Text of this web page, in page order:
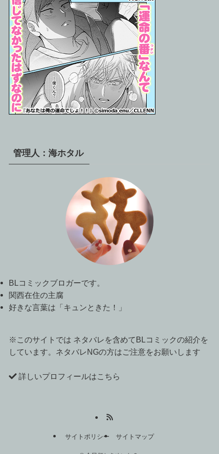
管理人：海ホタル
BLコミックブロガーです。
関西在住の主腐
好きな言葉は「キュンときた！」
※このサイトでは ネタバレを含めてBLコミックの紹介を
しています。ネタバレNGの方はご注意をお願いします
詳しいプロフィールはこちら
サイトポリシー サイトマップ